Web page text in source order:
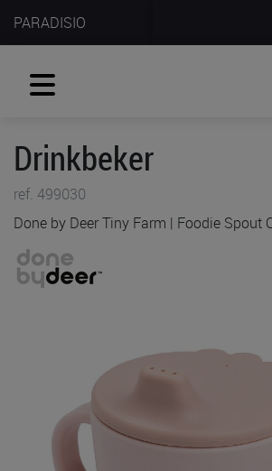
PARADISIO
Drinkbeker
ref. 499030
Done by Deer Tiny Farm | Foodie Spout